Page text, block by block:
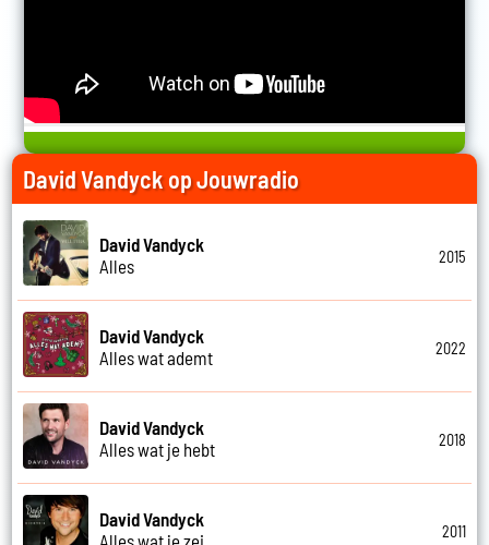
David Vandyck op Jouwradio
David Vandyck
Alles
2015
David Vandyck
Alles wat ademt
2022
David Vandyck
Alles wat je hebt
2018
David Vandyck
Alles wat je zei
2011